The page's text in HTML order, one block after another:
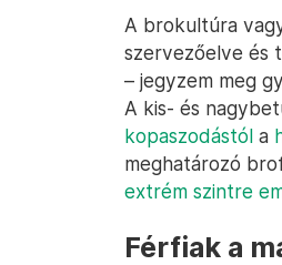
A brokultúra
szervezőelve és
– jegyzem meg
A kis- és
kopaszodástól a
meghatározó
extrém szintre
Férfiak a